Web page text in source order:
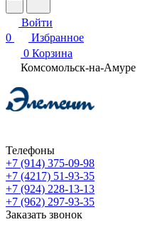
Войти
0
Избранное
0 Корзина
Комсомольск-на-Амуре
Телефоны
+7 (914) 375-09-98
+7 (4217) 51-93-35
+7 (924) 228-13-13
+7 (962) 297-93-35
Заказать звонок